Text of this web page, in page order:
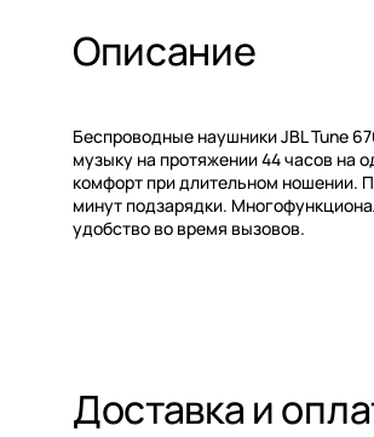
Описание
Беспроводные наушники JBL Tune
музыку на протяжении 44 часов на
комфорт при длительном ношении.
минут подзарядки.
удобство во время вызовов.
Доставка и